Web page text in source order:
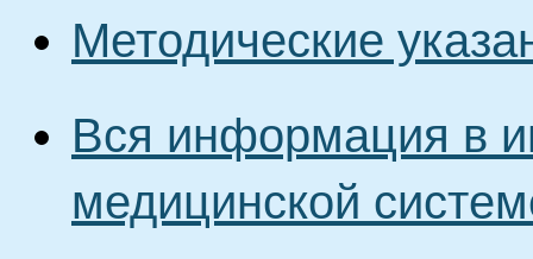
Методические
Вся информация в
медицинской